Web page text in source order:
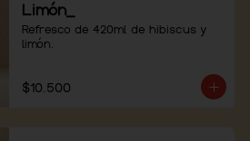
Limón_
Refresco de 420ml de hibiscus y
limón.
$10.500